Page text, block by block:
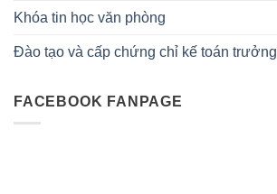
Khóa tin học văn phòng
Đào tạo và cấp chứng chỉ kế toán trưởng
FACEBOOK FANPAGE